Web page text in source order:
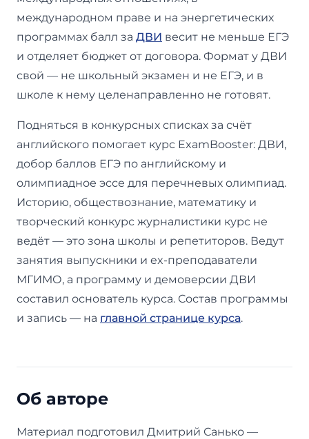
международном праве и на энергетических
программах балл за ДВИ весит не меньше ЕГЭ
и отделяет бюджет от договора. Формат у ДВИ
свой — не школьный экзамен и не ЕГЭ, и в
школе к нему целенаправленно не готовят.
Подняться в конкурсных списках за счёт
английского помогает курс ExamBooster: ДВИ,
добор баллов ЕГЭ по английскому и
олимпиадное эссе для перечневых олимпиад.
Историю, обществознание, математику и
творческий конкурс журналистики курс не
ведёт — это зона школы и репетиторов. Ведут
занятия выпускники и ex-преподаватели
МГИМО, а программу и демоверсии ДВИ
составил основатель курса. Состав программы
и запись — на главной странице курса.
Об авторе
Материал подготовил Дмитрий Санько —